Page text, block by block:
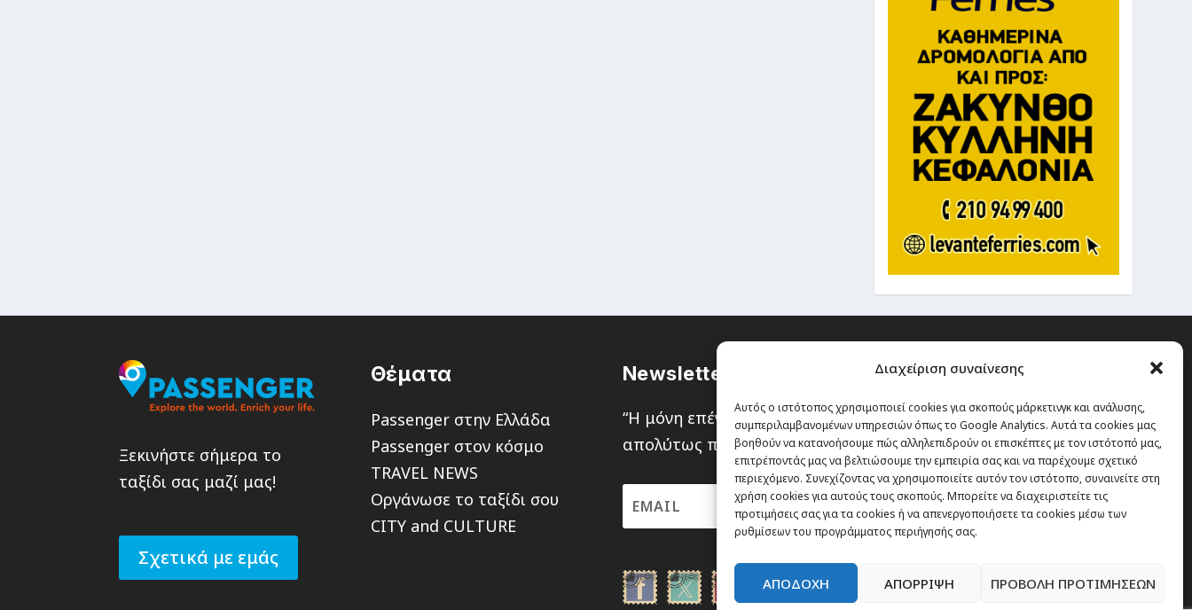
Διαχείριση συναίνεσης
Αυτός ο ιστότοπος χρησιμοποιεί cookies για σκοπούς μάρκετινγκ και ανάλυσης,
συμπεριλαμβανομένων υπηρεσιών όπως το Google Analytics. Αυτά τα cookies μας
βοηθούν να κατανοήσουμε πώς αλληλεπιδρούν οι επισκέπτες με τον ιστότοπό μας,
επιτρέποντάς μας να βελτιώσουμε την εμπειρία σας και να παρέχουμε σχετικό
περιεχόμενο. Συνεχίζοντας να χρησιμοποιείτε αυτόν τον ιστότοπο, συναινείτε στη
χρήση cookies για αυτούς τους σκοπούς. Μπορείτε να διαχειριστείτε τις
προτιμήσεις σας για τα cookies ή να απενεργοποιήσετε τα cookies μέσω των
ρυθμίσεων του προγράμματος περιήγησής σας.
ΑΠΟΔΟΧΗ ΑΠΟΡΡΙΨΗ ΠΡΟΒΟΛΗ ΠΡΟΤΙΜΗΣΕΩΝ
Ξεκινήστε σήμερα το
ταξίδι σας μαζί μας!
Σχετικά με εμάς
Θέματα
Passenger στην Ελλάδα
Passenger στον κόσμο
TRAVEL NEWS
Οργάνωσε το ταξίδι σου
CITY and CULTURE
Newsletter
“H μόνη επένδυση από την οποία δεν έχεις καμία
απολύτως πιθανότητα να χάσεις, είναι τα ταξίδια.”
Εγγραφή